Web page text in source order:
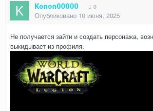
Konon00000 0
Опубликовано 10 июня, 2025
Не получается зайти и создать персонажа,
выкидывает из профиля.